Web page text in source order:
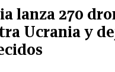
lanza 270
Ucrania y